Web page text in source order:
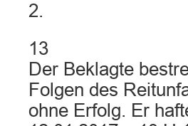
2.
13
Der Beklagte
Folgen des
ohne Erfolg. Er